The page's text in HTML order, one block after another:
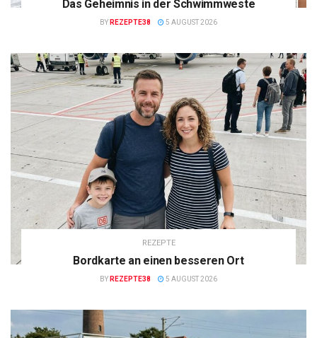
Das Geheimnis in der Schwimmweste
BY REZEPTE38 5 AUGUST 2026
REZEPTE
Bordkarte an einen besseren Ort
BY REZEPTE38 5 AUGUST 2026